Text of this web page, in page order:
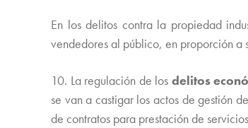
En los delitos contra la propiedad
vendedores al público, en proporción a
10. La regulación de los delitos
se van a castigar los actos de gestión
de contratos para prestación de